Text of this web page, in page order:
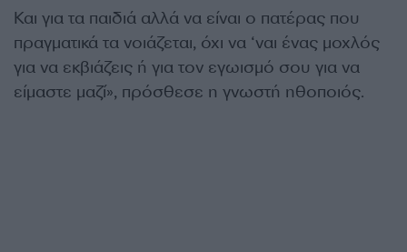
Και για τα παιδιά αλλά να είναι ο πατέρας που
πραγματικά τα νοιάζεται, όχι να ‘ναι ένας μοχλός
για να εκβιάζεις ή για τον εγωισμό σου για να
είμαστε μαζί», πρόσθεσε η γνωστή ηθοποιός.